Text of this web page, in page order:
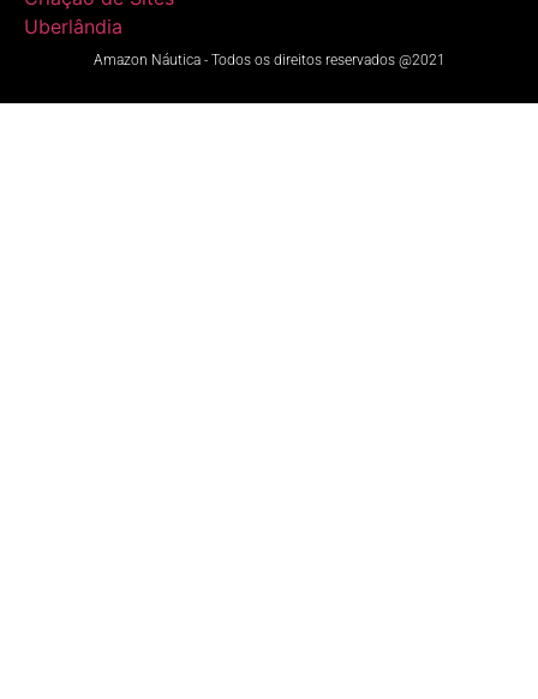
Amazon Náutica - Todos os direitos reservados @2021